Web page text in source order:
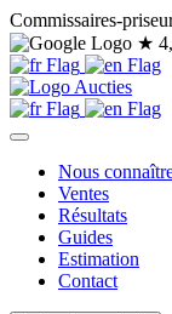
Commissaires-
★
Nous
Ventes
Résultats
Guides
Estimation
Contact